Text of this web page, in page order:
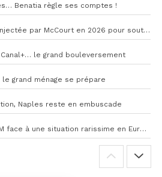
Benatia règle ses comptes !
La somme astronomique injectée par McCourt en 2026 pour soutenir l’OM
Canal+… le grand bouleversement
grand ménage se prépare
Naples reste en embuscade
Zéro recrue au 7 août, l’OM face à une situation rarissime en Europe